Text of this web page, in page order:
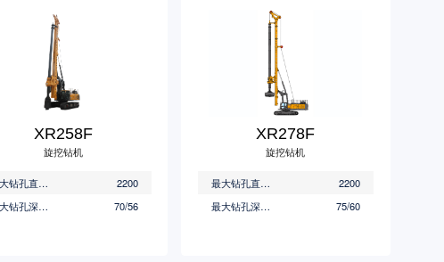
XR258F
旋挖钻机
最大钻孔直径(mm)
2200
最大钻孔深度(m)
70/56
XR278F
旋挖钻机
最大钻孔直径(mm)
2200
最大钻孔深度(m)
75/60